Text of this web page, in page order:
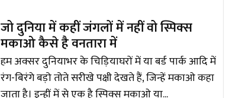
जो दुनिया में कहीं जंगलों में नहीं वो स्पिक्स
मकाओ कैसे है वनतारा में
हम अक्सर दुनियाभर के चिड़ियाघरों में या बर्ड पार्क आदि में
रंग-बिरंगे बड़ो तोते सरीखे पक्षी देखते हैं, जिन्हें मकाओ कहा
जाता है। इन्हीं में से एक है स्पिक्स मकाओ या...